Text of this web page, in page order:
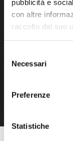
pubblicità e
con altre
raccolto dal suo
delNecessari
Preferenze
Statistiche